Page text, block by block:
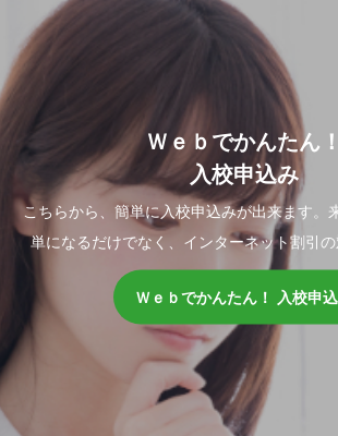
Ｗｅｂでかんたん！
入校申込み
こちらから、簡単に入校申込みが出来ます。
単になるだけでなく、インターネット割引の
Ｗｅｂでかんたん！ 入校申